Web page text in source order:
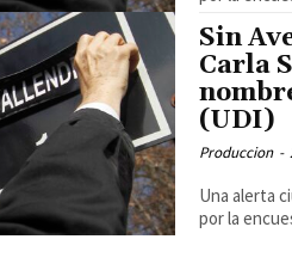
Sin
Carla
(UDI)
Produccion -
Una alerta
por la